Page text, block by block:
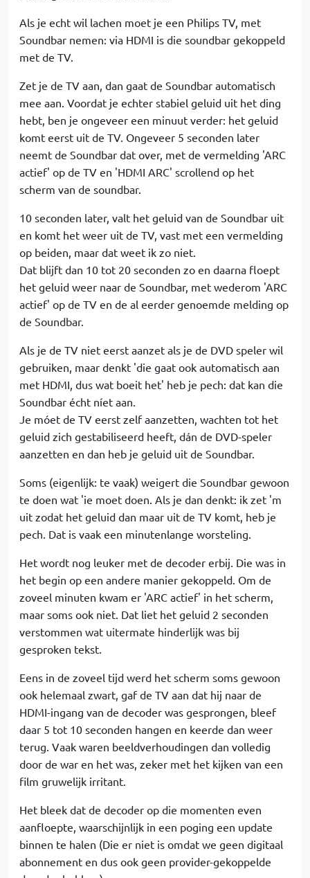
Als je echt wil lachen moet je een Philips TV, met
Soundbar nemen: via HDMI is die soundbar gekoppeld
met de TV.
Zet je de TV aan, dan gaat de Soundbar automatisch
mee aan. Voordat je echter stabiel geluid uit het ding
hebt, ben je ongeveer een minuut verder: het geluid
komt eerst uit de TV. Ongeveer 5 seconden later
neemt de Soundbar dat over, met de vermelding 'ARC
actief' op de TV en 'HDMI ARC' scrollend op het
scherm van de soundbar.
10 seconden later, valt het geluid van de Soundbar uit
en komt het weer uit de TV, vast met een vermelding
op beiden, maar dat weet ik zo niet.
Dat blijft dan 10 tot 20 seconden zo en daarna floept
het geluid weer naar de Soundbar, met wederom 'ARC
actief' op de TV en de al eerder genoemde melding op
de Soundbar.
Als je de TV niet eerst aanzet als je de DVD speler wil
gebruiken, maar denkt 'die gaat ook automatisch aan
met HDMI, dus wat boeit het' heb je pech: dat kan die
Soundbar écht níet aan.
Je móet de TV eerst zelf aanzetten, wachten tot het
geluid zich gestabiliseerd heeft, dán de DVD-speler
aanzetten en dan heb je geluid uit de Soundbar.
Soms (eigenlijk: te vaak) weigert die Soundbar gewoon
te doen wat 'ie moet doen. Als je dan denkt: ik zet 'm
uit zodat het geluid dan maar uit de TV komt, heb je
pech. Dat is vaak een minutenlange worsteling.
Het wordt nog leuker met de decoder erbij. Die was in
het begin op een andere manier gekoppeld. Om de
zoveel minuten kwam er 'ARC actief' in het scherm,
maar soms ook niet. Dat liet het geluid 2 seconden
verstommen wat uitermate hinderlijk was bij
gesproken tekst.
Eens in de zoveel tijd werd het scherm soms gewoon
ook helemaal zwart, gaf de TV aan dat hij naar de
HDMI-ingang van de decoder was gesprongen, bleef
daar 5 tot 10 seconden hangen en keerde dan weer
terug. Vaak waren beeldverhoudingen dan volledig
door de war en het was, zeker met het kijken van een
film gruwelijk irritant.
Het bleek dat de decoder op die momenten even
aanfloepte, waarschijnlijk in een poging een update
binnen te halen (Die er niet is omdat we geen digitaal
abonnement en dus ook geen provider-gekoppelde